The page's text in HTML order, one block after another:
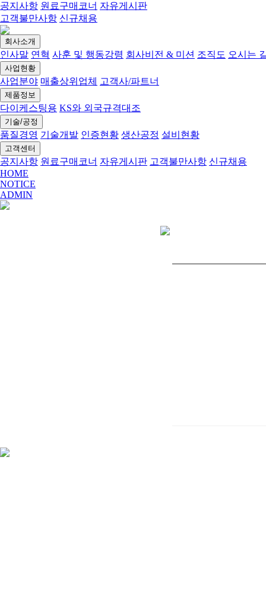
공지사항 원료구매코너 자유게시판
고객불만사항 신규채용
회사소개
인사말 연혁 사훈 및 행동강령 회사비전 & 미션 조직도 오시는
사업현황
사업분야 매출상위업체 고객사/파트너
제품정보
다이케스팅용 KS와 외국규격대조
기술/공정
품질경영 기술개발 인증현황 생산공정 설비현황
고객센터
공지사항 원료구매코너 자유게시판 고객불만사항 신규채용
HOME
NOTICE
ADMIN